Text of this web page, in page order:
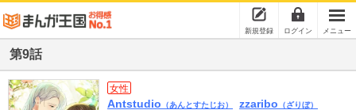
新規登録 ログイン メニュー
第9話
女性
Antstudio （あんとすたじお） zzaribo （ざりぼ）